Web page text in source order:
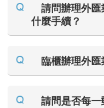
請問辦理外
什麼手續？
臨櫃辦理外
請問是否每